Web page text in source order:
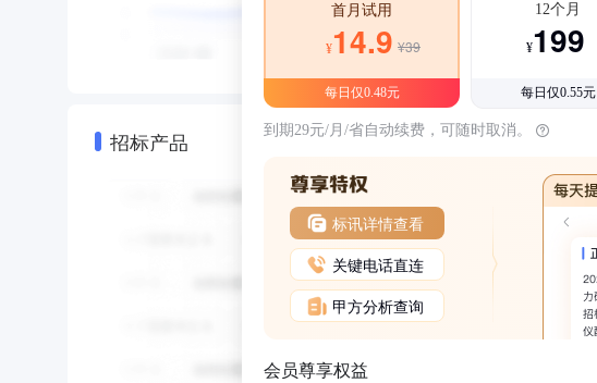
招标产品
首月试用
¥14.9 ¥39
每日仅0.48元
12个月
¥199
每日仅0.55元
到期29元/月/省自动续费，可随时取消。
标讯详情查看
关键电话直连
甲方分析查询
会员尊享权益